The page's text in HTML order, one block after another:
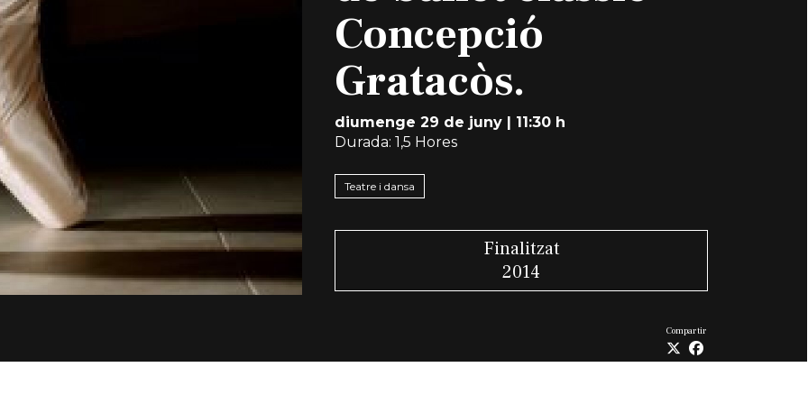
Concepció
Gratacòs.
diumenge 29 de juny
11:30 h
Durada: 1,5 Hores
Teatre i dansa
Finalitzat
2014
Compartir